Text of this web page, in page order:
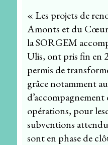
« Les projets de
Amonts et du Cœur
la SORGEM
Ulis, ont pris fin en
permis de
grâce notamment
opérations, pour
subventions
sont en phase de